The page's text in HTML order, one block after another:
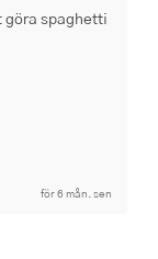
göra spaghetti
för 6 mån. sen